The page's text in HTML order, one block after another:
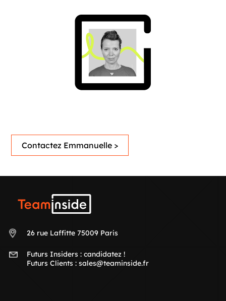
Contactez Emmanuelle >
26 rue Laffitte 75009 Paris
Futurs Insiders : candidatez !
Futurs Clients : sales@teaminside.fr